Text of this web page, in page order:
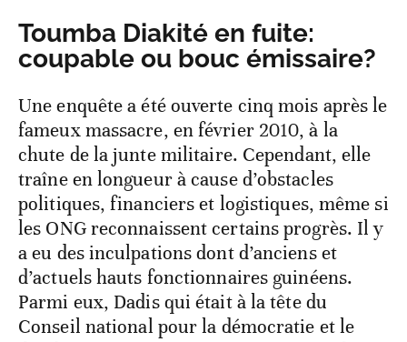
Toumba Diakité en fuite:
coupable ou bouc émissaire?
Une enquête a été ouverte cinq mois après le
fameux massacre, en février 2010, à la
chute de la junte militaire. Cependant, elle
traîne en longueur à cause d’obstacles
politiques, financiers et logistiques, même si
les ONG reconnaissent certains progrès. Il y
a eu des inculpations dont d’anciens et
d’actuels hauts fonctionnaires guinéens.
Parmi eux, Dadis qui était à la tête du
Conseil national pour la démocratie et le